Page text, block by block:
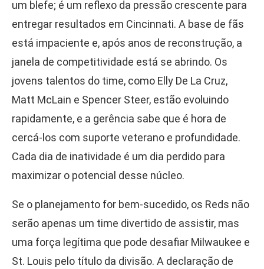
um blefe; é um reflexo da pressão crescente para
entregar resultados em Cincinnati. A base de fãs
está impaciente e, após anos de reconstrução, a
janela de competitividade está se abrindo. Os
jovens talentos do time, como Elly De La Cruz,
Matt McLain e Spencer Steer, estão evoluindo
rapidamente, e a gerência sabe que é hora de
cercá-los com suporte veterano e profundidade.
Cada dia de inatividade é um dia perdido para
maximizar o potencial desse núcleo.
Se o planejamento for bem-sucedido, os Reds não
serão apenas um time divertido de assistir, mas
uma força legítima que pode desafiar Milwaukee e
St. Louis pelo título da divisão. A declaração de